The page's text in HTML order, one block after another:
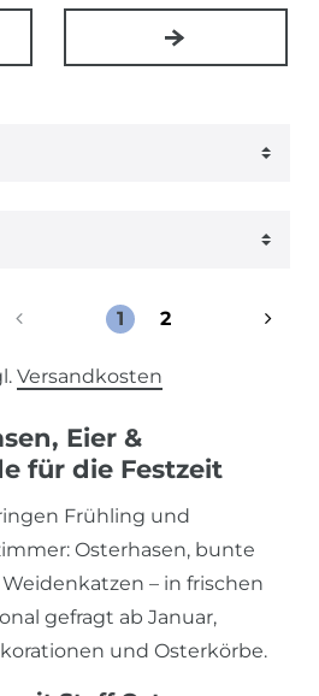
1 2
Versandkosten
Eier &
für die Festzeit
Frühling und
Osterhasen, bunte
– in frischen
gefragt ab Januar,
und Osterkörbe.